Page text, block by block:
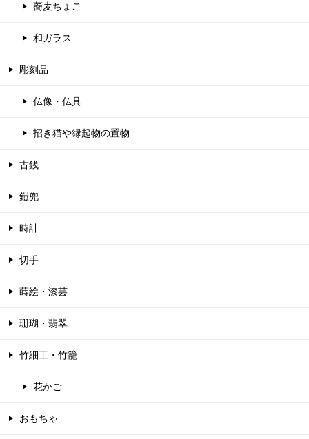
蕎麦ちょこ
和ガラス
彫刻品
仏像・仏具
招き猫や縁起物の置物
古銭
鎧兜
時計
切手
蒔絵・漆芸
珊瑚・翡翠
竹細工・竹籠
花かご
おもちゃ